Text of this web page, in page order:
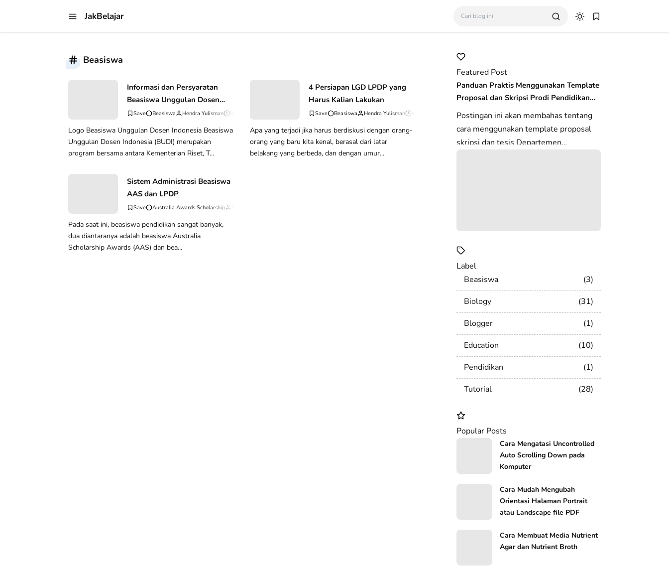
JakBelajar
Beasiswa
Informasi dan Persyaratan
Beasiswa Unggulan Dosen
Indonesia (BUDI)
Beasiswa Hendra Yulisman Komentar
Logo Beasiswa Unggulan Dosen Indonesia Beasiswa
Unggulan Dosen Indonesia (BUDI) merupakan
program bersama antara Kementerian Riset, T...
4 Persiapan LGD LPDP yang
Harus Kalian Lakukan
Beasiswa Hendra Yulisman 4/21/2016 01:04:12 PM 2Komentar
Apa yang terjadi jika harus berdiskusi dengan orang-
orang yang baru kita kenal, berasal dari latar
belakang yang berbeda, dan dengan umur...
Sistem Administrasi Beasiswa
AAS dan LPDP
Australia Awards Scholarship
Pada saat ini, beasiswa pendidikan sangat banyak,
dua diantaranya adalah beasiswa Australia
Scholarship Awards (AAS) dan bea...
Featured Post
Panduan Praktis Menggunakan Template
Proposal dan Skripsi Prodi Pendidikan
Biologi FKIP USK
Postingan ini akan membahas tentang
cara menggunakan template proposal
skripsi dan tesis Departemen
Label
Beasiswa
3
Biology
31
Blogger
1
Education
10
Pendidikan
1
Tutorial
28
Popular Posts
Cara Mengatasi Uncontrolled
Auto Scrolling Down pada
Komputer
Cara Mudah Mengubah
Orientasi Halaman Portrait
atau Landscape file PDF
Cara Membuat Media Nutrient
Agar dan Nutrient Broth